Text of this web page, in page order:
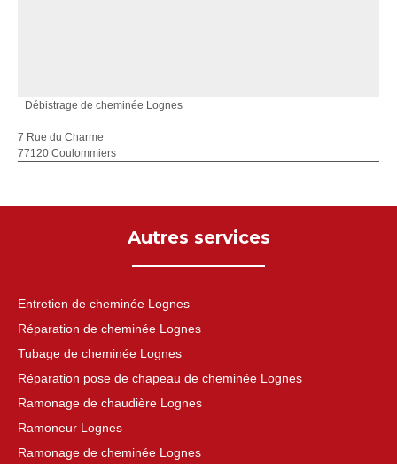
Débistrage de cheminée Lognes
7 Rue du Charme
77120 Coulommiers
Autres services
Entretien de cheminée Lognes
Réparation de cheminée Lognes
Tubage de cheminée Lognes
Réparation pose de chapeau de cheminée Lognes
Ramonage de chaudière Lognes
Ramoneur Lognes
Ramonage de cheminée Lognes